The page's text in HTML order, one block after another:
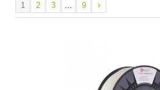
1 2 3 ... 9